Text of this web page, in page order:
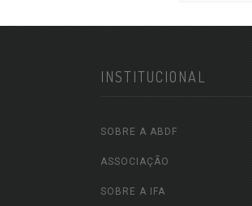
INSTITUCIONAL
SOBRE A ABDF
ASSOCIAÇÃO
SOBRE A IFA